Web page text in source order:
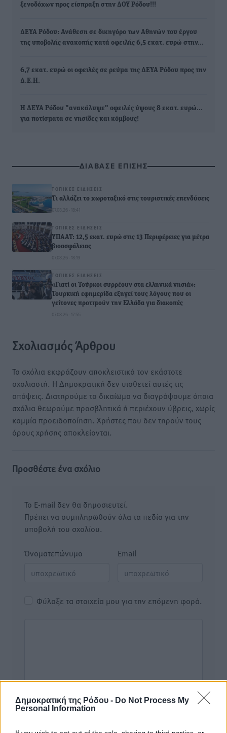
Δημοκρατική της Ρόδου - Do Not Process My
Personal Information
ξενοδόχων προς είσπραξη στην ΔΟΥ Ρόδου!!!
ΔΕΥΑ Ρόδου: Ανάθεση σε δικηγόρο των Αθηνών του έργου
της υποβολής ανακοπής κατά οφειλής 6,5 εκατ. ευρώ στην…
6,7 εκατ. ευρώ οι οφειλές σε ρεύμα της ΔΕΥΑ Ρόδου προς την
Δ.Ε.Η.
Η ΔΕΥΑ Ρόδου "ανακάλυψε" οφειλές ύψους 8 εκατ. ευρώ...
για ποτίσματα σε νησίδες και κόμβους!
ΔΙΑΒΑΣΕ ΕΠΙΣΗΣ
ΤΟΠΙΚΈΣ ΕΙΔΉΣΕΙΣ
Τι αλλάζει το χωροταξικό στις τουριστικές επενδύσεις
07.08.26 · 18:41
ΤΟΠΙΚΈΣ ΕΙΔΉΣΕΙΣ
ΥΠΑΑΤ: 12,5 εκατ. ευρώ στις 13 Περιφέρειες για μέτρα
βιοασφάλειας
07.08.26 · 18:19
ΤΟΠΙΚΈΣ ΕΙΔΉΣΕΙΣ
«Γιατί οι Τούρκοι συρρέουν στα ελληνικά νησιά»:
Τουρκική εφημερίδα εξηγεί τους λόγους που οι
γείτονες προτιμούν την Ελλάδα για διακοπές
07.08.26 · 17:55
Σχολιασμός Άρθρου
Τα σχόλια εκφράζουν αποκλειστικά τον εκάστοτε
σχολιαστή. Η Δημοκρατική δεν υιοθετεί αυτές τις
απόψεις. Διατηρούμε το δικαίωμα να διαγράψουμε όποια
σχόλια θεωρούμε προσβλητικά ή περιέχουν ύβρεις, χωρίς
καμμία προειδοποίηση. Χρήστες που δεν τηρούν τους
όρους χρήσης αποκλείονται.
Προσθέστε ένα σχόλιο
Το E-mail δεν θα δημοσιευτεί.
Πρέπει να συμπληρωθούν όλα τα πεδία για την
υποβολή του σχολίου.
Όνοματεπώνυμο Email
Φύλαξε τα στοιχεία μου για την επόμενη φορά.